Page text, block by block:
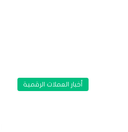
أخبار العملات الرقمية